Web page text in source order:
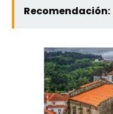
Recomendación: